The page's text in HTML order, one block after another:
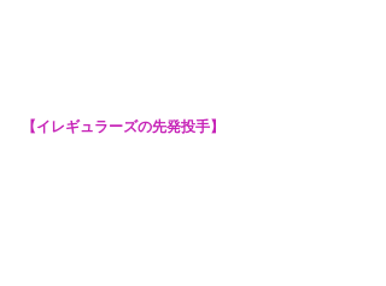
【イレギュラーズの先発投手】